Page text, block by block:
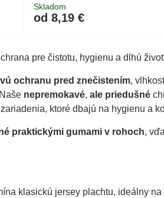
Skladom
od 8,19 €
pre čistotu, hygienu a dlhú
ochranu pred znečistením,
nepremokavé,ale priedušné
ktoré dbajú na hygienu a
praktickými gumami v rohoch,
klasickú jersey plachtu, ideálny